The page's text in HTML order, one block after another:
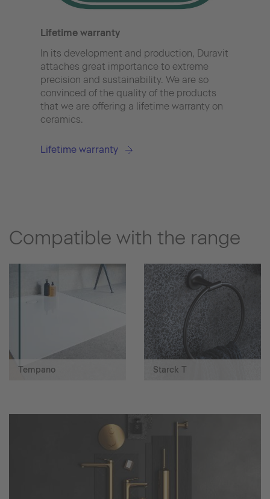
Lifetime warranty
In its development and production, Duravit
attaches great importance to extreme
precision and sustainability. We are so
convinced of the quality of the products
that we are offering a lifetime warranty on
ceramics.
Lifetime warranty
Compatible with the range
Tempano Starck T